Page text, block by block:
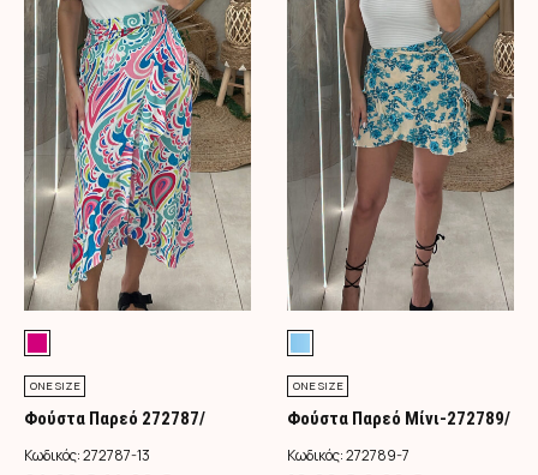
ONE SIZE
Φούστα Παρεό 272787/
Φούξια
Κωδικός:272787-13
ONE SIZE
Φούστα Παρεό Μίνι-272789/
Τιρκουάζ
Κωδικός:272789-7